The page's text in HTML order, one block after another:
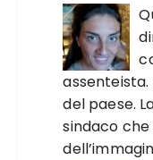
assenteista.
del paese.
sindaco che